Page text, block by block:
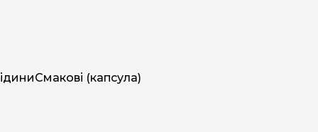
Смакові (капсула)